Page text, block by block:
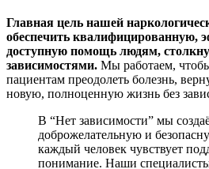
Главная цель нашей
обеспечить квалифицированную,
доступную помощь людям,
зависимостями. Мы работаем,
пациентам преодолеть болезнь,
новую, полноценную жизнь без
В “Нет зависимости” мы
доброжелательную и
каждый человек чувствует
понимание. Наши